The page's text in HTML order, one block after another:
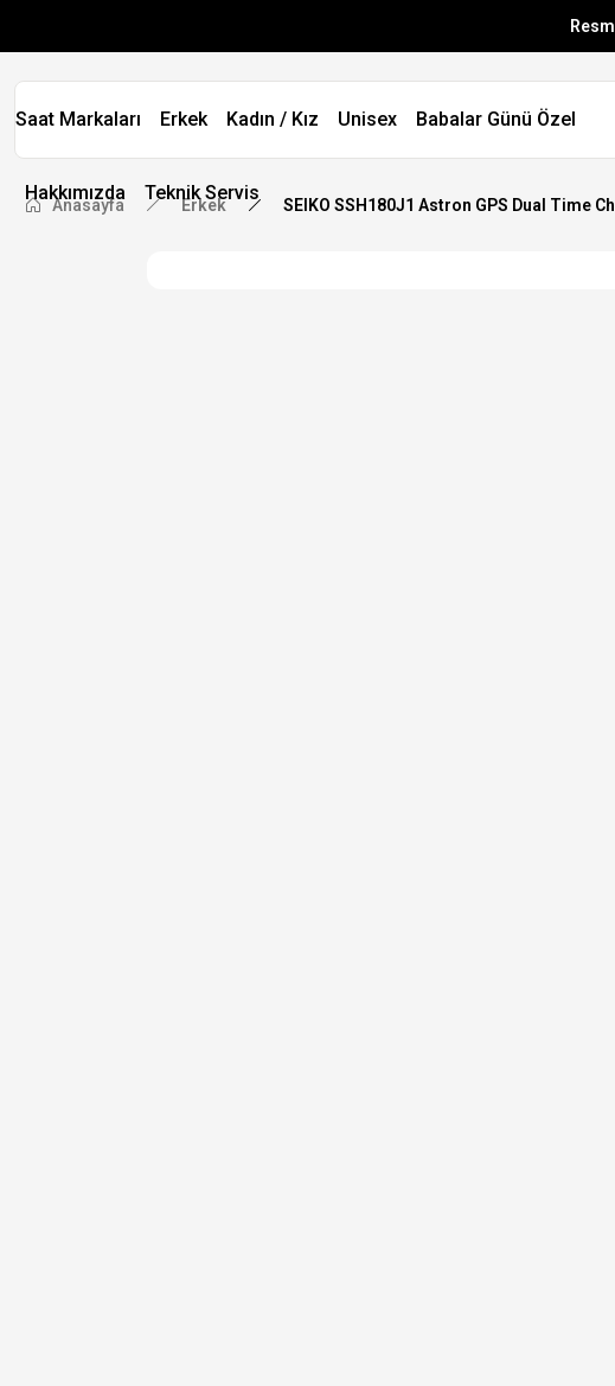
Saat Markaları Erkek Kadın / Kız Unisex Babalar Günü Özel
Hakkımızda Teknik Servis
Anasayfa Erkek SEIKO SSH180J1 Astron GPS Dual Time